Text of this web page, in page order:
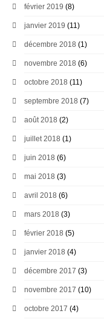
février 2019 (8)
janvier 2019 (11)
décembre 2018 (1)
novembre 2018 (6)
octobre 2018 (11)
septembre 2018 (7)
août 2018 (2)
juillet 2018 (1)
juin 2018 (6)
mai 2018 (3)
avril 2018 (6)
mars 2018 (3)
février 2018 (5)
janvier 2018 (4)
décembre 2017 (3)
novembre 2017 (10)
octobre 2017 (4)